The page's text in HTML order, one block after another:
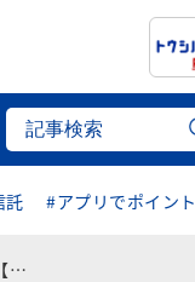
託 #アプリでポイント